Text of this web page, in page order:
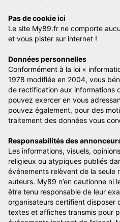
Pas de cookie ici
Le site My89.fr ne comporte
et vous pister sur internet !
Données personnelles
Conformément à la loi «
1978 modifiée en 2004, vous
de rectification aux informations
pouvez exercer en vous
pouvez également, pour des
traitement des données vous
Responsabilités des
Les informations, visuels,
religieux ou atypiques publiés
événements relèvent de la seule
auteurs. My89 n’en cautionne ni
être tenu responsable de leur
organisateurs certifient disposer
textes et affiches transmis pour